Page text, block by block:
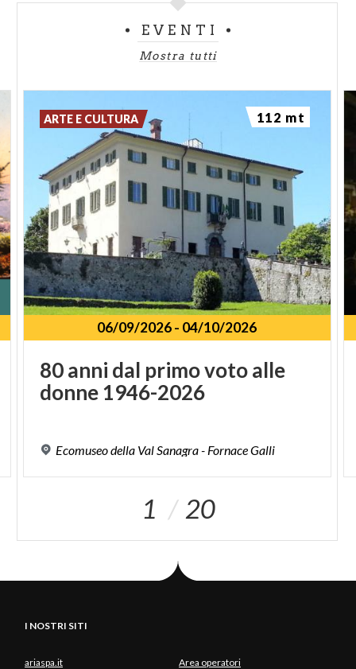
EVENTI
Mostra tutti
06/09/2026- 04/10/2026
80anni dal primovotoalle
donne 1946-2026
Ecomuseodella Val Sanagra- FornaceGalli
ARTE E CULTURA 112 mt
1 20
I NOSTRI SITI
ariaspa.it Area operatori